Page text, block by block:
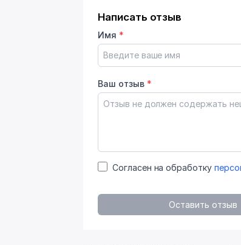
Написать отзыв
Имя *
Ваш отзыв *
Согласен на обработку
Оставить отзыв